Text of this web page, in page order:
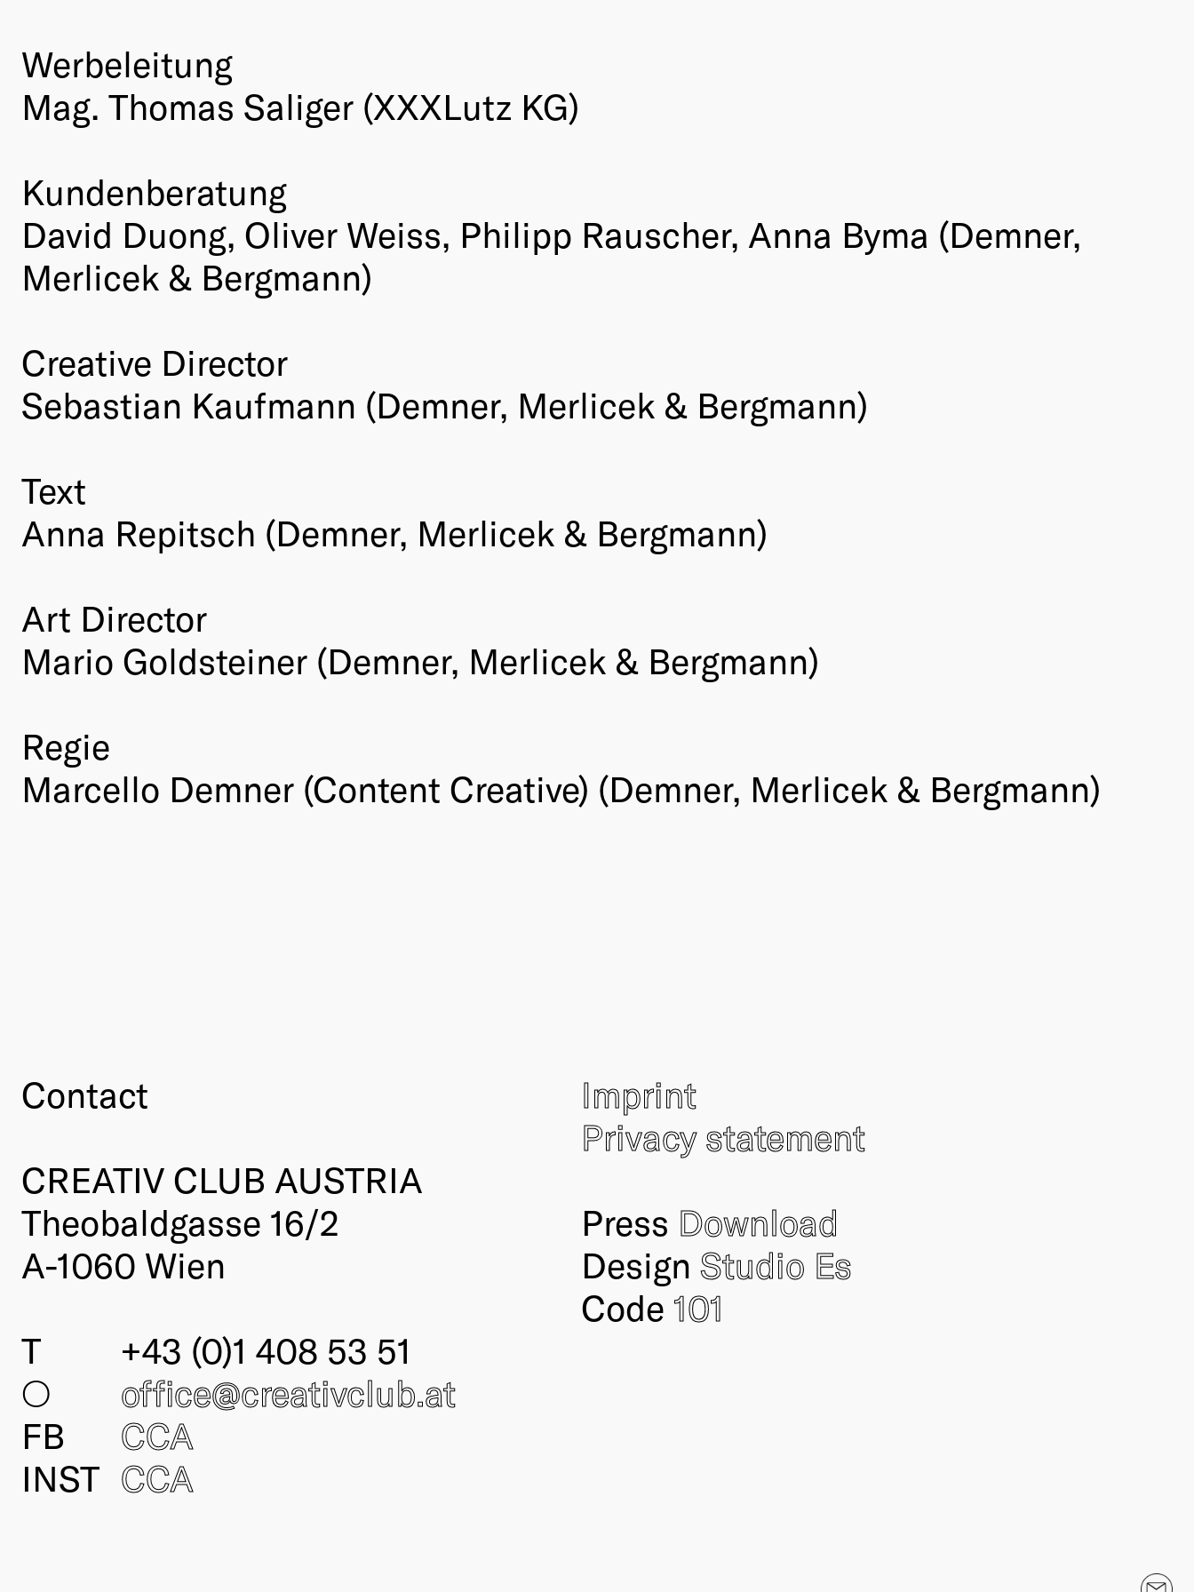
Werbeleitung
Mag. Thomas Saliger (XXXLutz KG)
Kundenberatung
David Duong, Oliver Weiss, Philipp Rauscher, Anna Byma (Demner,
Merlicek & Bergmann)
Creative Director
Sebastian Kaufmann (Demner, Merlicek & Bergmann)
Text
Anna Repitsch (Demner, Merlicek & Bergmann)
Art Director
Mario Goldsteiner (Demner, Merlicek & Bergmann)
Regie
Marcello Demner (Content Creative) (Demner, Merlicek & Bergmann)
Contact
CREATIV CLUB AUSTRIA
Theobaldgasse 16/2
A-1060 Wien
T
+43 (0)1 408 53 51
○
office@creativclub.at
FB
CCA
INST CCA
Imprint
Privacy statement
Press Download
Design Studio Es
Code 101